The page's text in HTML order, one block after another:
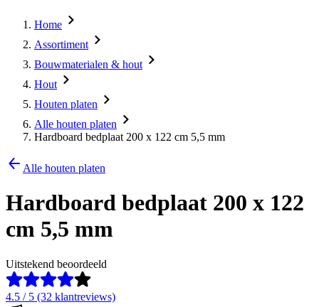
Home
Assortiment
Bouwmaterialen & hout
Hout
Houten platen
Alle houten platen
Hardboard bedplaat 200 x 122 cm 5,5 mm
Alle houten platen
Hardboard bedplaat 200 x 122
cm 5,5 mm
Uitstekend beoordeeld
4.5 / 5 (32 klantreviews)